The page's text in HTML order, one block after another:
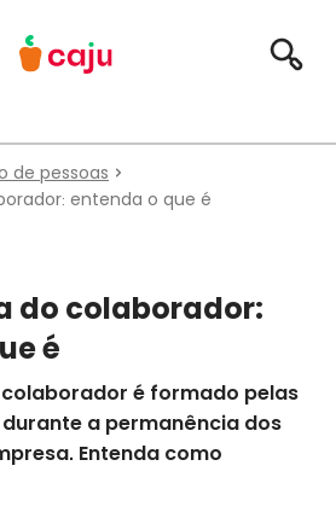
de pessoas
entenda o que é
do colaborador:
é
é formado pelas
a permanência dos
Entenda como